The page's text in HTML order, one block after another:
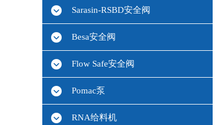
Sarasin-RSBD安全阀
Besa安全阀
Flow Safe安全阀
Pomac泵
RNA给料机